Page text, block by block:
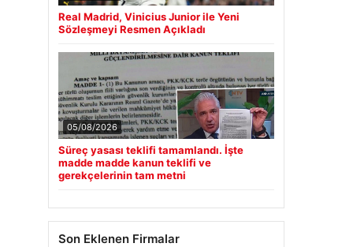
Real Madrid, Vinicius Junior ile Yeni
Sözleşmeyi Resmen Açıkladı
05/08/2026
Süreç yasası teklifi tamamlandı. İşte
madde madde kanun teklifi ve
gerekçelerinin tam metni
Son Eklenen Firmalar